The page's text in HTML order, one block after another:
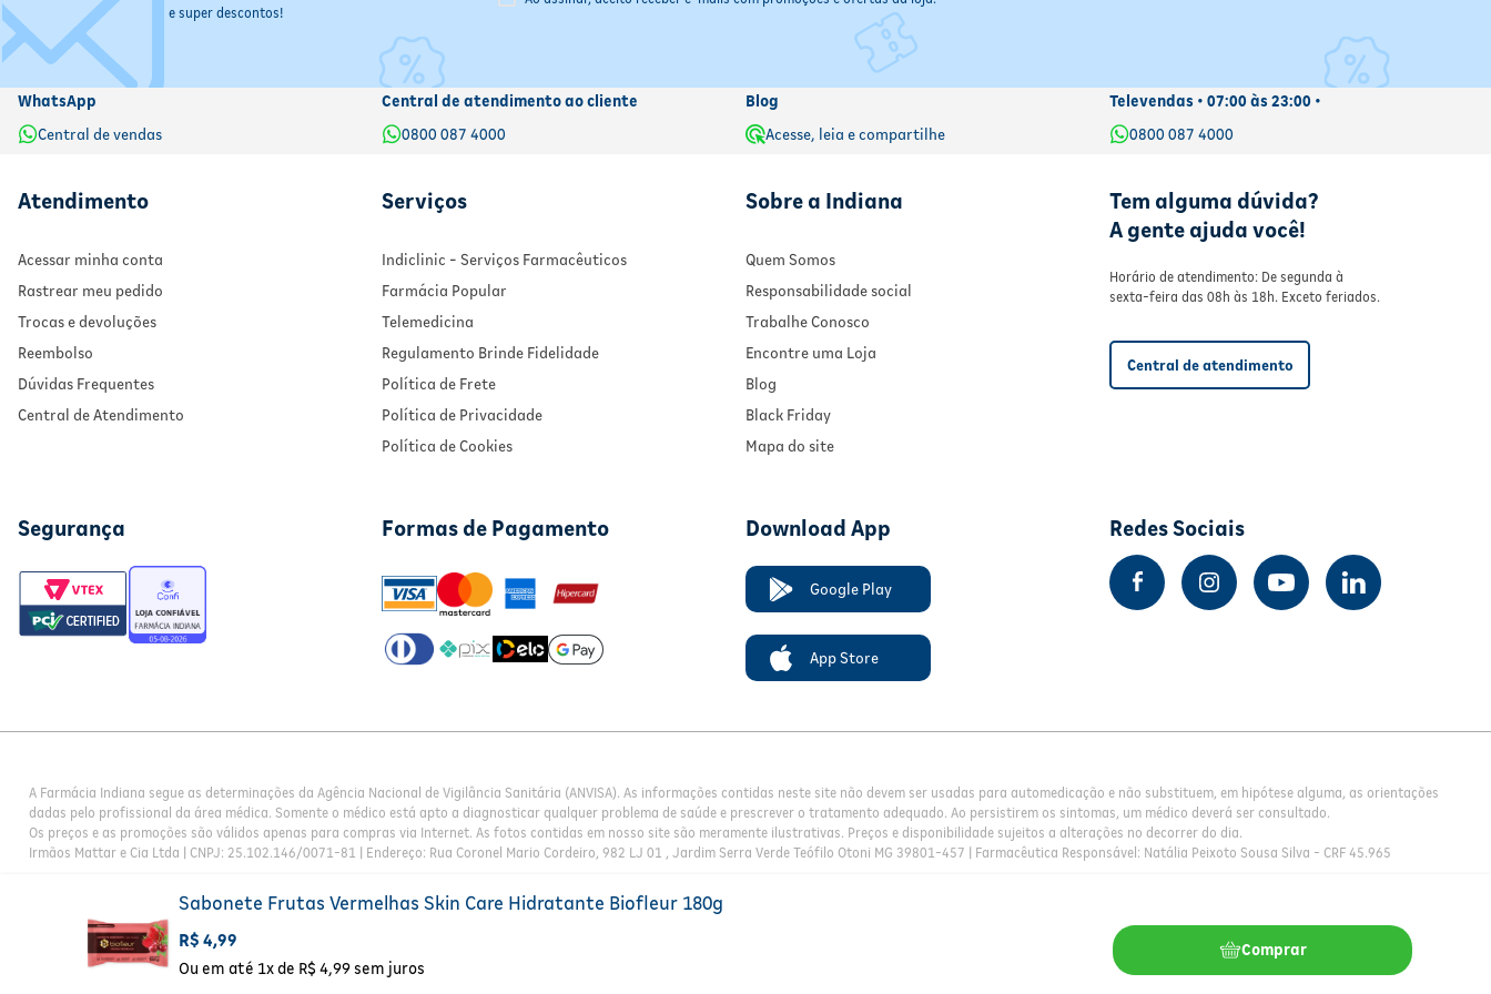
Sabonete Frutas Vermelhas Skin Care Hidratante Biofleur 180g
R$ 4,99
Ou em até 1x de R$ 4,99sem juros
Comprar
Armazene o sabonete em local fresco e seco para preservar sua qualidade. Verifique a validade na embalagem. Produto dermatologicamente testado e hipoalergênico, garantindo segurança e cuidado para
sua pele.
e super descontos!
WhatsApp
Central de vendas
Central de atendimento ao cliente
0800 087 4000
Blog
Acesse, leia e compartilhe
Televendas • 07:00 às 23:00 •
0800 087 4000
Atendimento
Acessar minha conta
Rastrear meu pedido
Trocas e devoluções
Reembolso
Dúvidas Frequentes
Central de Atendimento
Serviços
Indiclinic - Serviços Farmacêuticos
Farmácia Popular
Telemedicina
Regulamento Brinde Fidelidade
Política de Frete
Política de Privacidade
Política de Cookies
Sobre a Indiana
Quem Somos
Responsabilidade social
Trabalhe Conosco
Encontre uma Loja
Blog
Black Friday
Mapa do site
Tem alguma dúvida?
A gente ajuda você!
Horário de atendimento: De segunda à
sexta-feira das 08h às 18h. Exceto feriados.
Central de atendimento
Segurança Formas de Pagamento Download App
Google Play
App Store
Redes Sociais
A Farmácia Indiana segue as determinações da Agência Nacional de Vigilância Sanitária (ANVISA). As informações contidas neste site não devem ser usadas para automedicação e não substituem, em hipótese alguma, as orientações
dadas pelo profissional da área médica. Somente o médico está apto a diagnosticar qualquer problema de saúde e prescrever o tratamento adequado. Ao persistirem os sintomas, um médico deverá ser consultado.
Os preços e as promoções são válidos apenas para compras via Internet. As fotos contidas em nosso site são meramente ilustrativas. Preços e disponibilidade sujeitos a alterações no decorrer do dia.
Irmãos Mattar e Cia Ltda | CNPJ: 25.102.146/0071-81 | Endereço: Rua Coronel Mario Cordeiro, 982 LJ 01 , Jardim Serra Verde Teófilo Otoni MG 39801-457 | Farmacêutica Responsável: Natália Peixoto Sousa Silva - CRF 45.965